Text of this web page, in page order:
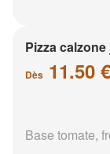
Pizza
Dès 11.50 €
Base tomate,